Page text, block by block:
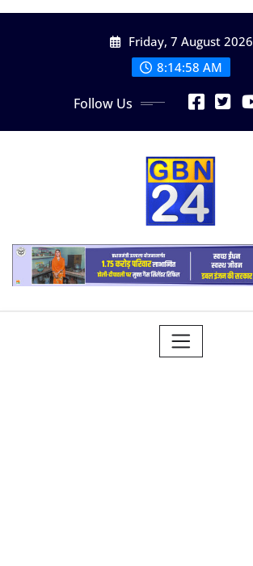
Friday, 7 August 2026
8:15:00 AM
Follow Us